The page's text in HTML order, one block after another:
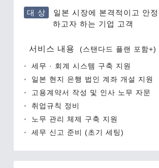
대 상
일본 시장에 본격적이고 안
하고자 하는 기업 고객
서비스 내용 (스탠다드 플랜 포함+)
세무 · 회계 시스템 구축 지원
일본 현지 은행 법인 계좌 개설 지원
고용계약서 작성 및 인사 노무 자문
취업규칙 정비
노무 관리 체제 구축 지원
세무 신고 준비 (초기 세팅)